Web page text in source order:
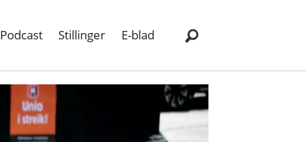
Podcast Stillinger E-blad